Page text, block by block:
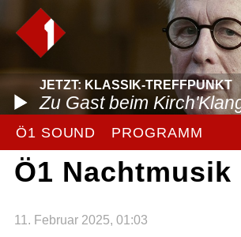
JETZT: KLASSIK-TREFFPUNKT
Zu Gast beim
Ö1 SOUND PROGRAMM
Ö1 Nachtmusik
11. Februar 2025, 01:03